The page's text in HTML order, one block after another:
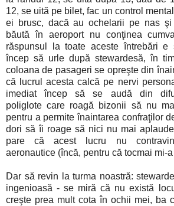
12, se uită pe bilet, fac un control
ei brusc, dacă au ochelarii pe nas şi
băută în aeroport nu conţinea
răspunsul la toate aceste întrebări e
încep să urle după stewardesă, în
coloana de pasageri se opreşte din
că lucrul acesta calcă pe nervi
imediat încep să se audă din
poliglote care roagă bizonii să nu
pentru a permite înaintarea confraţilor
dori să îi roage să nici nu mai
pare că acest lucru nu
aeronautice (încă, pentru că tocmai mi-
Dar să revin la turma noastră:
ingenioasă - se miră că nu există
creşte prea mult cota în ochii mei, ba